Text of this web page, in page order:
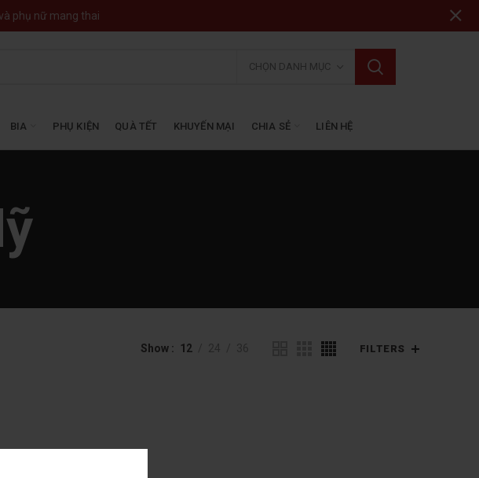
CHỌN DANH MỤC
BIA PHỤ KIỆN QUÀ TẾT KHUYẾN MẠI CHIA SẺ LIÊN HỆ
Show 12 FILTERS
phụ nữ mang thai